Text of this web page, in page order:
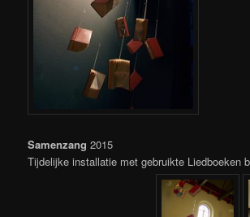
Samenzang 2015
Tijdelijke installatie met gebruikte Liedboeken